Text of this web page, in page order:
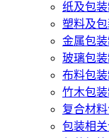
纸及包
塑料及
金属包
玻璃包
布料包
竹木包
复合材
包装相